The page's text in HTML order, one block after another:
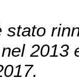
stato
2013